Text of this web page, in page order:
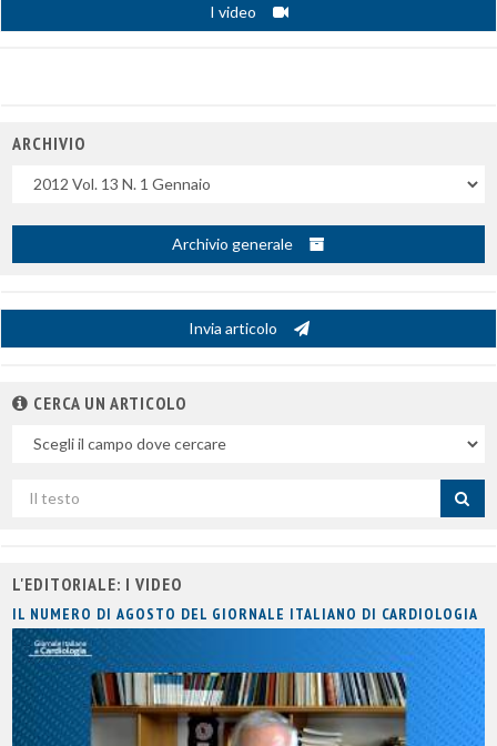
I video
ARCHIVIO
Uscite
Archivio generale
Invia articolo
CERCA UN ARTICOLO
Nel
Cerca
L'EDITORIALE: I VIDEO
IL NUMERO DI AGOSTO DEL GIORNALE ITALIANO DI CARDIOLOGIA